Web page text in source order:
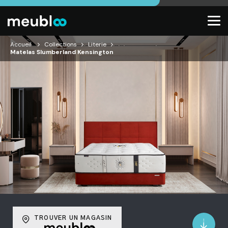
Accueil Collections
Literie
Matelas Slumberland Kensington
TROUVER UN MAGASIN